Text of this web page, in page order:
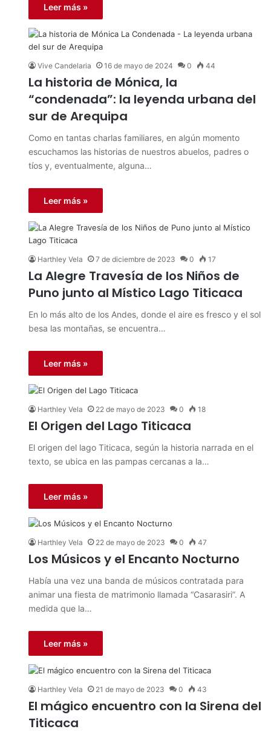
Leer más »
Vive Candelaria 16 de mayo de 2024 0 44
La historia de Mónica, la
“condenada”: la leyenda urbana del
sur de Arequipa
Como en tantas charlas familiares, en algún momento
escuchamos las historias de nuestros abuelos, padres o
tíos y, eventualmente, alguna…
Leer más »
Harthley Vela 7 de diciembre de 2023 0 17
La Alegre Travesía de los Niños de
Puno junto al Místico Lago Titicaca
En lo más alto de los Andes, donde el aire es fresco y el sol
besa las montañas, se encuentra…
Leer más »
Harthley Vela 22 de mayo de 2023 0 18
El Origen del Lago Titicaca
El origen del lago Titicaca, según la historia narrada en el
texto, se ubica en las pampas cercanas a la…
Leer más »
Harthley Vela 22 de mayo de 2023 0 47
Los Músicos y el Encanto Nocturno
Había una vez una banda de músicos contratada para
animar una fiesta de matrimonio llamada “Casarasiri”. A
medida que la…
Leer más »
Harthley Vela 21 de mayo de 2023 0 43
El mágico encuentro con la Sirena del
Titicaca